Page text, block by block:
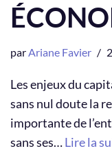
parAriane Favier
Les enjeux du
sans nul doute la
importante de
sans ses…Lire la